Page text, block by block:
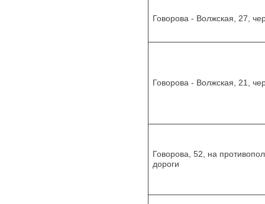
Говорова - Волжская, 27,
Говорова - Волжская, 21,
Говорова, 52, на
дороги